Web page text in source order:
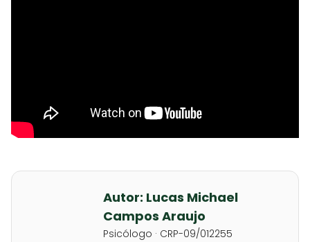
Autor: Lucas Michael
Campos Araujo
Psicólogo · CRP-09/012255